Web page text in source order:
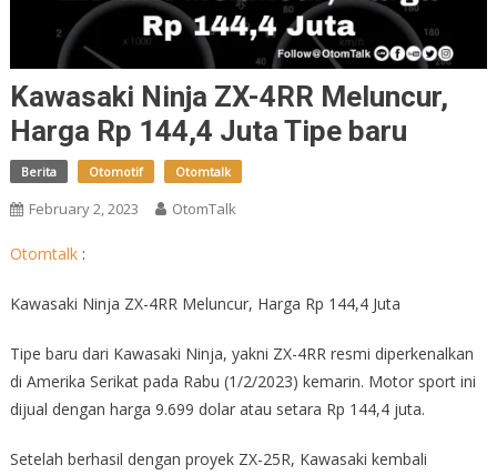
Kawasaki Ninja ZX-4RR Meluncur,
Harga Rp 144,4 Juta Tipe baru
Berita Otomotif Otomtalk
February 2, 2023 OtomTalk
Otomtalk:
Kawasaki Ninja ZX-4RR Meluncur, Harga Rp 144,4 Juta
Tipe baru dari Kawasaki Ninja, yakni ZX-4RR resmi diperkenalkan
di Amerika Serikat pada Rabu (1/2/2023) kemarin. Motor sport ini
dijual dengan harga 9.699 dolar atau setara Rp 144,4 juta.
Setelah berhasil dengan proyek ZX-25R, Kawasaki kembali